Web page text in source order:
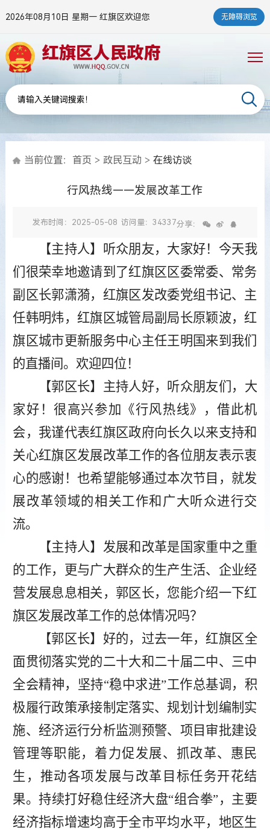
2026年08月10日 星期一红旗区欢迎您 无障碍浏览
当前位置： 首页 > 政民互动 > 在线访谈
行风热线——发展改革工作
发布时间：2025-05-08 访问量：34337分享：
【主持人】听众朋友，大家好！今天我
们很荣幸地邀请到了红旗区区委常委、常务
副区长郭潇漪，红旗区发改委党组书记、主
任韩明炜，红旗区城管局副局长原颖波，红
旗区城市更新服务中心主任王明国来到我们
的直播间。欢迎四位！
【郭区长】主持人好，听众朋友们，大
家好！很高兴参加《行风热线》，借此机
会，我谨代表红旗区政府向长久以来支持和
关心红旗区发展改革工作的各位朋友表示衷
心的感谢！也希望能够通过本次节目，就发
展改革领域的相关工作和广大听众进行交
流。
【主持人】发展和改革是国家重中之重
的工作，更与广大群众的生产生活、企业经
营发展息息相关，郭区长，您能介绍一下红
旗区发展改革工作的总体情况吗？
【郭区长】好的，过去一年，红旗区全
面贯彻落实党的二十大和二十届二中、三中
全会精神，坚持“稳中求进”工作总基调，积
极履行政策承接制定落实、规划计划编制实
施、经济运行分析监测预警、项目审批建设
管理等职能，着力促发展、抓改革、惠民
生，推动各项发展与改革目标任务开花结
果。持续打好稳住经济大盘“组合拳”，主要
经济指标增速均高于全市平均水平，地区生